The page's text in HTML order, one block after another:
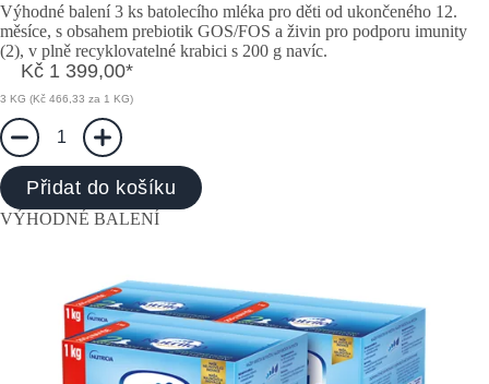
Výhodné balení 3 ks batolecího mléka pro děti od ukončeného 12.
měsíce, s obsahem prebiotik GOS/FOS a živin pro podporu imunity
(2), v plně recyklovatelné krabici s 200 g navíc.
Kč 1 399,00*
3 KG (Kč 466,33 za 1 KG)
1
Přidat do košíku
VÝHODNÉ BALENÍ